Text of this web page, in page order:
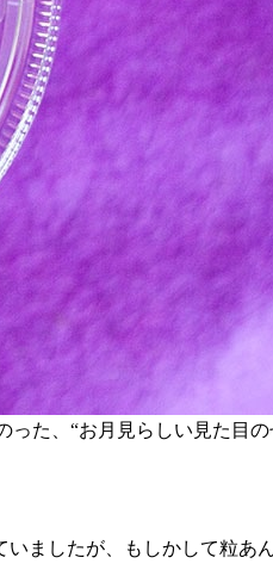
た、“お月見らしい見た目の
ましたが、もしかして粒あ